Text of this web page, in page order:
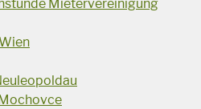
Mietervereinigung